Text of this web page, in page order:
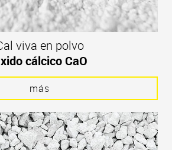
viva en polvo
cálcico CaO
más